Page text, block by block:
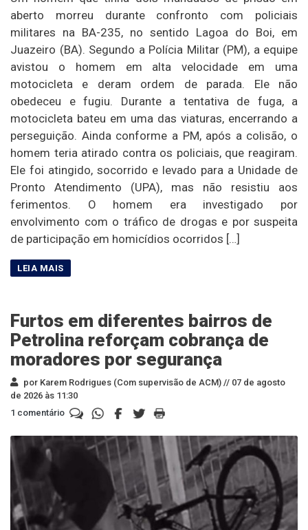
aberto morreu durante confronto com policiais
militares na BA-235, no sentido Lagoa do Boi, em
Juazeiro (BA). Segundo a Polícia Militar (PM), a equipe
avistou o homem em alta velocidade em uma
motocicleta e deram ordem de parada. Ele não
obedeceu e fugiu. Durante a tentativa de fuga, a
motocicleta bateu em uma das viaturas, encerrando a
perseguição. Ainda conforme a PM, após a colisão, o
homem teria atirado contra os policiais, que reagiram.
Ele foi atingido, socorrido e levado para a Unidade de
Pronto Atendimento (UPA), mas não resistiu aos
ferimentos. O homem era investigado por
envolvimento com o tráfico de drogas e por suspeita
de participação em homicídios ocorridos […]
Furtos em diferentes bairros de
Petrolina reforçam cobrança de
moradores por segurança
por Karem Rodrigues (Com supervisão de ACM) // 07 de agosto
de 2026 às 11:30
1 comentário